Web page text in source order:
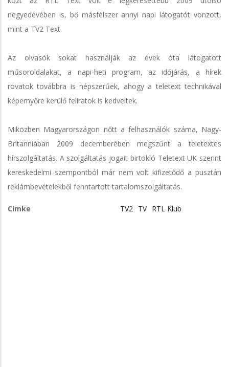
negyedévében is, bő másfélszer annyi napi látogatót vonzott,
mint a TV2 Text.
Az olvasók sokat használják az évek óta látogatott
műsoroldalakat, a napi-heti program, az időjárás, a hírek
rovatok továbbra is népszerűek, ahogy a teletext technikával
képernyőre kerülő feliratok is kedveltek.
Miközben Magyarországon nőtt a felhasználók száma, Nagy-
Britanniában 2009 decemberében megszűnt a teletextes
hírszolgáltatás. A szolgáltatás jogait birtokló Teletext UK szerint
kereskedelmi szempontból már nem volt kifizetődő a pusztán
reklámbevételekből fenntartott tartalomszolgáltatás.
Címke TV2 TV RTL Klub